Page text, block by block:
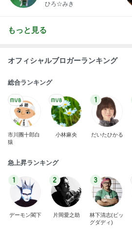
ひろ☆みき
もっと見る
オフィシャルブロガーランキング
総合ランキング
市川團十郎白
猿
小林麻央
1
だいたひかる
急上昇ランキング
1
デーモン閣下
2
片岡愛之助
3
林下清志(ビッ
グダディ)